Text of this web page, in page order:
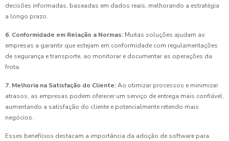
decisões informadas, baseadas em dados reais, melhorando a estratégia
a longo prazo.
6. Conformidade em Relação a Normas: Muitas soluções ajudam as
empresas a garantir que estejam em conformidade com regulamentações
de segurança e transporte, ao monitorar e documentar as operações da
frota.
7. Melhoria na Satisfação do Cliente:Ao otimizar processos e minimizar
atrasos, as empresas podem oferecer um serviço de entrega mais confiável,
aumentando a satisfação do cliente e potencialmente retendo mais
negócios.
Esses benefícios destacam a importância da adoção de software para